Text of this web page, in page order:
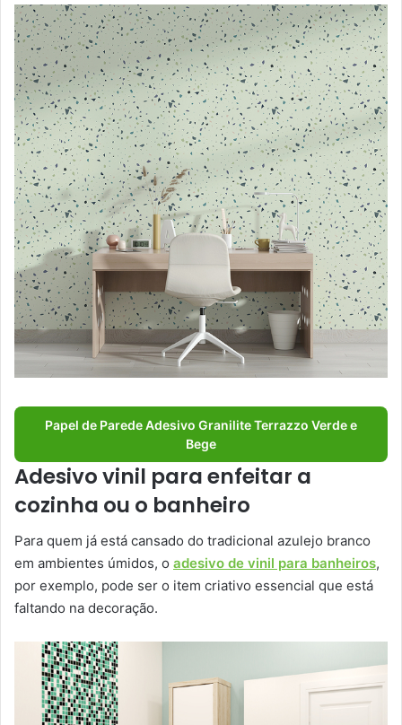
Papel de Parede Adesivo Granilite Terrazzo Verde e
Bege
Adesivo vinil para enfeitar a
cozinha ou o banheiro
Para quem já está cansado do tradicional azulejo branco
em ambientes úmidos, o adesivo de vinil para banheiros,
por exemplo, pode ser o item criativo essencial que está
faltando na decoração.